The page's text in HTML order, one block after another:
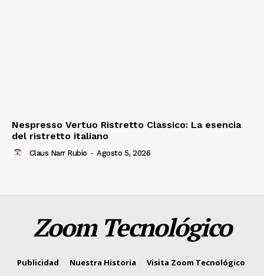
Nespresso Vertuo Ristretto Classico: La esencia
del ristretto italiano
Claus Narr Rubio - Agosto 5, 2026
Zoom Tecnológico
Publicidad Nuestra Historia Visita Zoom Tecnológico